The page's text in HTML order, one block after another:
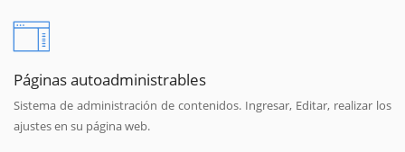
Páginas autoadministrables
Sistema de administración de contenidos. Ingresar, Editar, realizar los
ajustes en su página web.